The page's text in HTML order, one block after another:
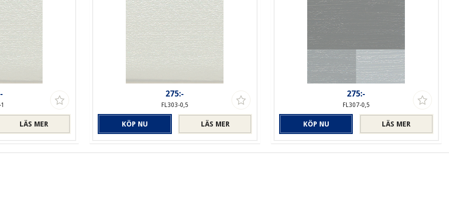
LÄS MER
275:-
FL303-0,5
LÄS MER
KÖP NU
275:-
FL307-0,5
LÄS MER
KÖP NU